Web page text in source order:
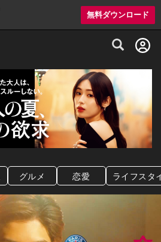
無料ダウンロード
グルメ情報・プレミアムレストラン予約
グルメ 恋愛 ライフスタ